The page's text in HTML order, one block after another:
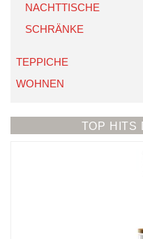
NACHTTISCHE
SCHRÄNKE
TEPPICHE
WOHNEN
TOP HITS